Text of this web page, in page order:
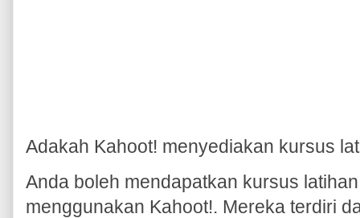
Adakah Kahoot! menyediakan kursus
Anda boleh mendapatkan kursus
menggunakan Kahoot!. Mereka terdiri